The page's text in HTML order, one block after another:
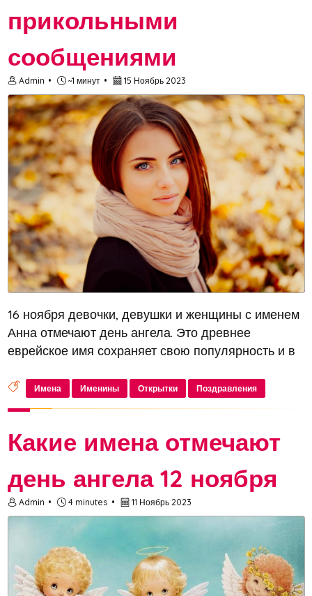
прикольными
сообщениями
Admin ~1 минут 15 Ноябрь 2023
16 ноября девочки, девушки и женщины с именем
Анна отмечают день ангела. Это древнее
еврейское имя сохраняет свою популярность и в
своей теплотой. Особенности характера Анны
Характеристика личности с именем А...
Имена Именины Открытки Поздравления
Какие имена отмечают
день ангела 12 ноября
Admin 4 minutes 11 Ноябрь 2023